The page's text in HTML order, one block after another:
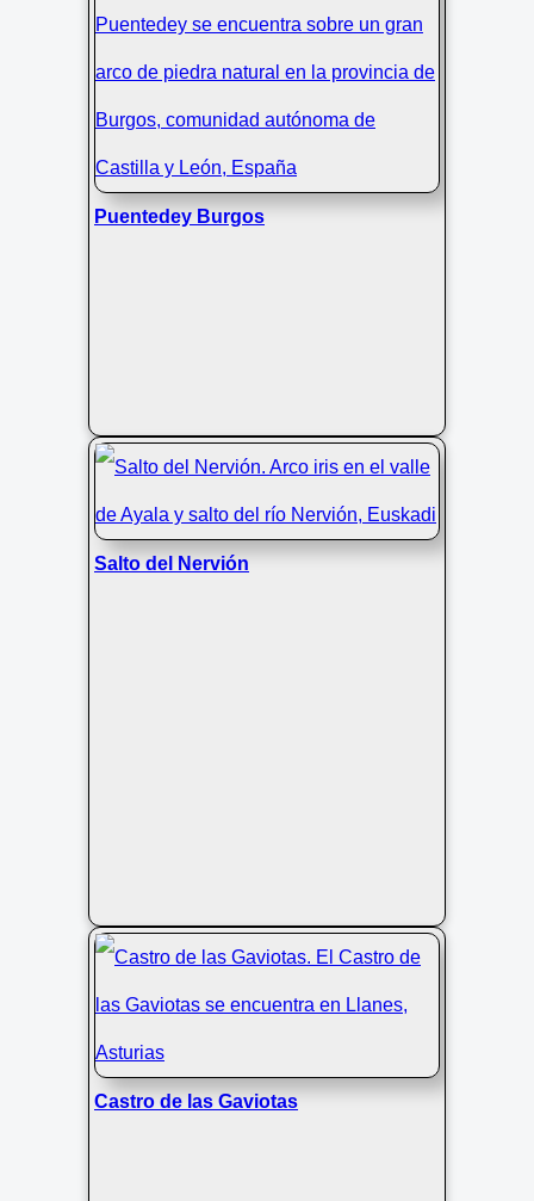
Puentedey Burgos
Salto del Nervión
Castro de las Gaviotas